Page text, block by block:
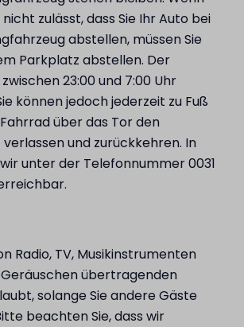
zulässt, dass Sie Ihr Auto bei
abstellen, müssen Sie
Parkplatz abstellen. Der
23:00 und 7:00 Uhr
können jedoch jederzeit zu Fuß
über das Tor den
und zurückkehren. In
unter der Telefonnummer 0031
Radio, TV, Musikinstrumenten
übertragenden
solange Sie andere Gäste
beachten Sie, dass wir